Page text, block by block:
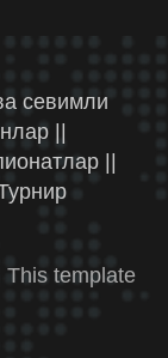
севимли
||
||
This template